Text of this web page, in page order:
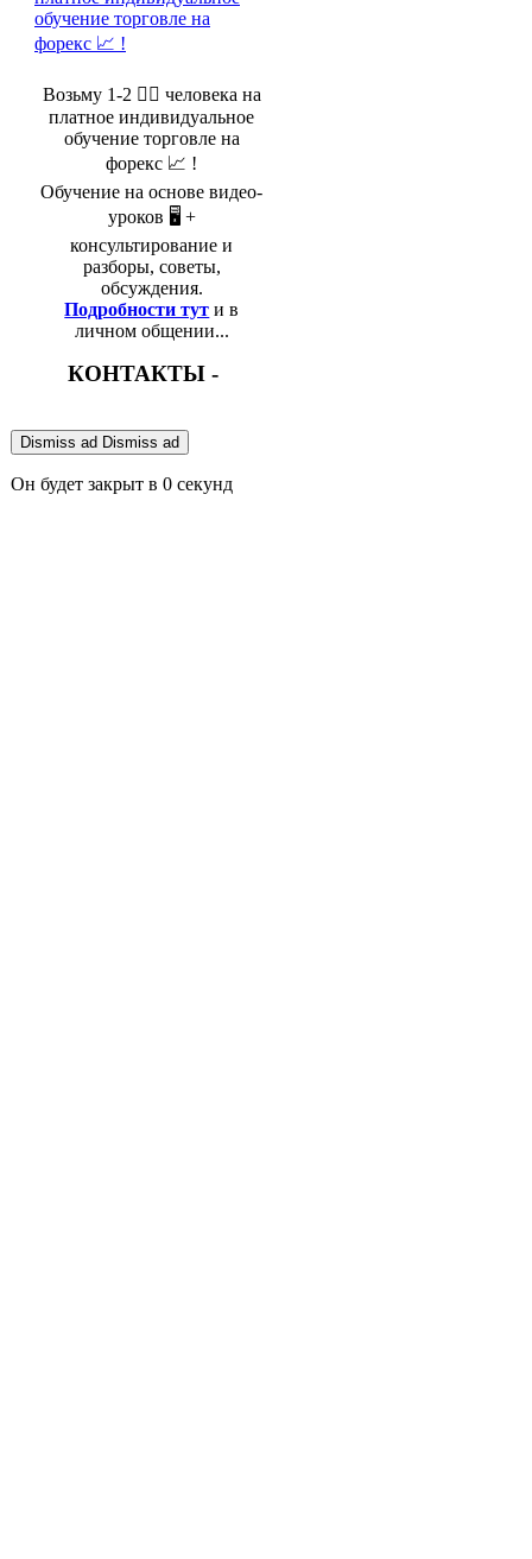
Возьму 1-2 🤵‍♂️ человека на
платное индивидуальное
обучение торговле на
форекс 📈 !
Обучение на основе видео-
уроков 🖥️ +
консультирование и
разборы, советы,
обсуждения.
Подробности тут и в
личном общении...
КОНТАКТЫ -
Dismiss ad Dismiss ad
Он будет закрыт в 0 секунд